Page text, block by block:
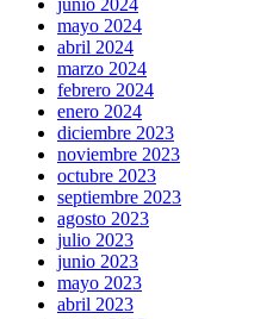
junio 2024
mayo 2024
abril 2024
marzo 2024
febrero 2024
enero 2024
diciembre 2023
noviembre 2023
octubre 2023
septiembre 2023
agosto 2023
julio 2023
junio 2023
mayo 2023
abril 2023